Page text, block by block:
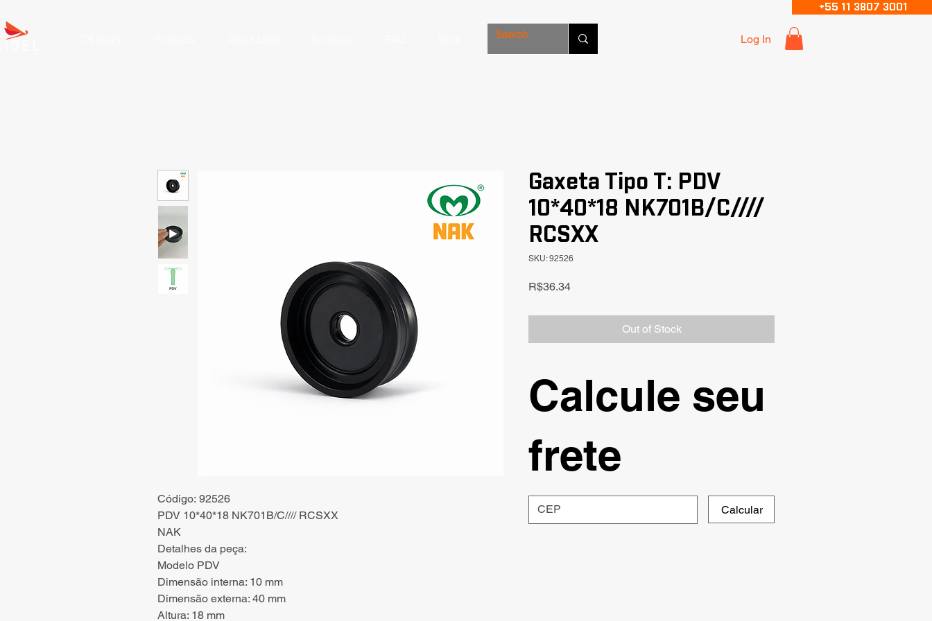
+55 11 3807 3001
Log In
Código: 92526
PDV 10*40*18 NK701B/C//// RCSXX
NAK
Detalhes da peça:
Modelo PDV
Dimensão interna: 10 mm
Dimensão externa: 40 mm
Altura: 18 mm
Gaxeta Tipo T: PDV
10*40*18 NK701B/C////
RCSXX
SKU: 92526
R$36.34Price
Out of Stock
Calcule seu
frete
Calcular